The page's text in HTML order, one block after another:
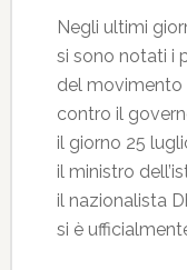
Negli ultimi
si sono notati i
del movimento
contro il
il giorno 25
il ministro
il nazionalista
si è